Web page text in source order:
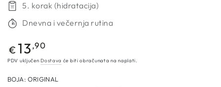
5. korak (hidratacija)
Dnevna i večernja rutina
Redovna
cijena
€ 13,90
PDV uključenDostava će biti obračunata na naplati.
BOJA:ORIGINAL